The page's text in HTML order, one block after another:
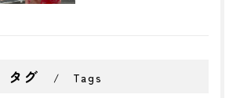
タグ Tags